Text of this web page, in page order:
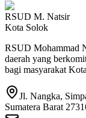
RSUD M. Natsir
Kota Solok
RSUD Mohammad
daerah yang
bagi masyarakat
Jl. Nangka,
Sumatera Barat